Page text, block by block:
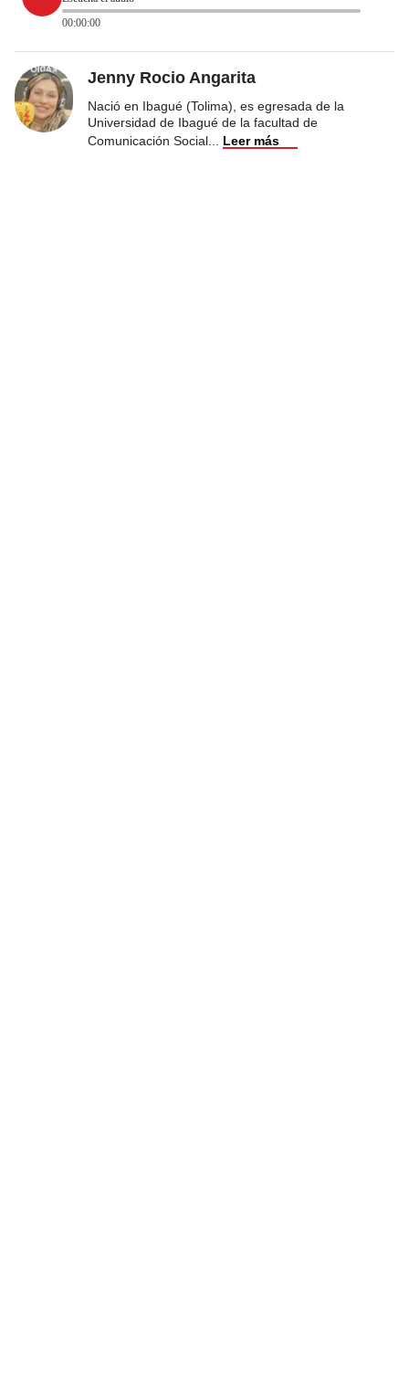
00:00:00
Jenny Rocio Angarita
Nació en Ibagué (Tolima), es egresada de la
Universidad de Ibagué de la facultad de
Comunicación Social
Leer más